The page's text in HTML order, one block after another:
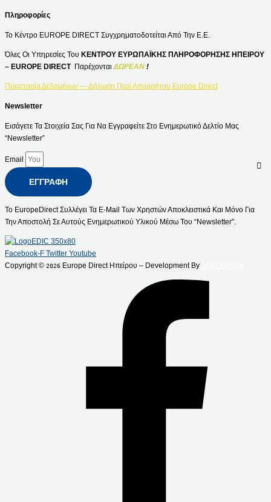
Πληροφορίες
Το Κέντρο EUROPE DIRECT Συγχρηματοδοτείται Από Την Ε.Ε.
Όλες Οι Υπηρεσίες Του ΚΕΝΤΡΟΥ ΕΥΡΩΠΑΪΚΗΣ ΠΛΗΡΟΦΟΡΗΣΗΣ ΗΠΕΙΡΟΥ
– EUROPE DIRECT Παρέχονται ΔΩΡΕΑΝ !
Προστασία Δεδομένων — Δήλωση Περί Απορρήτου Europe Direct
Newsletter
Εισάγετε Τα Στοιχεία Σας Για Να Εγγραφείτε Στο Ενημερωτικό Δελτίο Μας
“Newsletter”
Email
ΕΓΓΡΑΦΉ
Το EuropeDirect Συλλέγει Τα E-Mail Των Χρηστών Αποκλειστικά Και Μόνο Για
Την Αποστολή Σε Αυτούς Ενημερωτικού Υλικού Μέσω Του “Newsletter”.
Facebook-F Twitter Youtube
Copyright © 2026 Europe Direct Ηπείρου – Development By